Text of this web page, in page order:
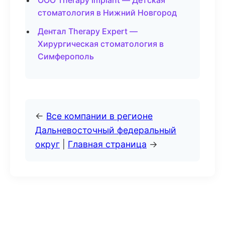
стоматология в Нижний Новгород
Дентал Therapy Expert —
Хирургическая стоматология в
Симферополь
← Все компании в регионе
Дальневосточный федеральный
округ
Главная страница →